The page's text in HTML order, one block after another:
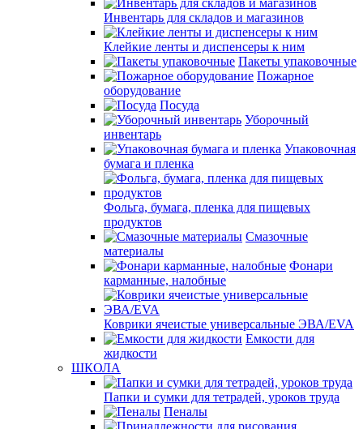
Инвентарь для складов и магазинов
Клейкие ленты и диспенсеры к ним
Пакеты упаковочные
Пожарное
оборудование
Посуда
Уборочный
инвентарь
Упаковочная
бумага и пленка
Фольга, бумага, пленка для пищевых
продуктов
Смазочные
материалы
Фонари
карманные, налобные
Коврики ячеистые универсальные ЭВА/EVA
Емкости для
жидкости
ШКОЛА
Папки и сумки для тетрадей, уроков труда
Пеналы